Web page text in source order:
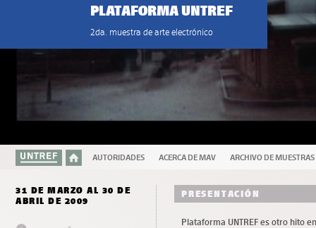
PLATAFORMA UNTREF
2da. muestra de arte electrónico
AUTORIDADES ACERCA DE MAV ARCHIVO DE MUESTRAS
31 DE MARZO AL 30 DE
ABRIL DE 2009
PRESENTACIÓN
Plataforma UNTREF es otro hito